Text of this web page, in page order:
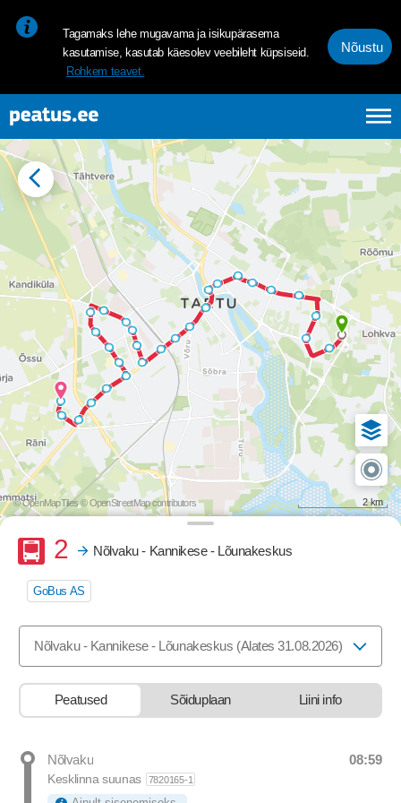
Tagamaks lehe mugavama ja isikupärasema
kasutamise, kasutab käesolev veebileht küpsiseid.
Rohkem teavet.
Nõustu
© OpenMapTiles © OpenStreetMap contributors 2 km
Buss
2 Nõlvaku - Kannikese - Lõunakeskus
GoBus AS
Nõlvaku - Kannikese - Lõunakeskus (Alates 31.08.2026)
Peatused Sõiduplaan Liini info
Nõlvaku Departure
08:59
Kesklinna suunas 7820165-1